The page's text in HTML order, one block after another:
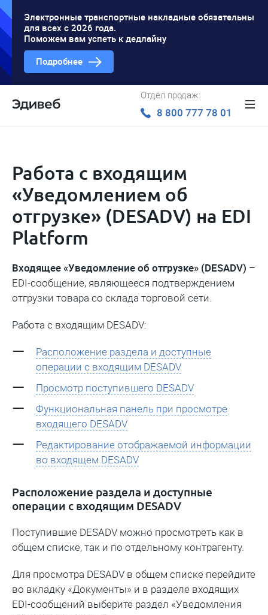
Электронные транспортные накладные обязательны
для всех с 2026 года.
Поможем вам успеть к дедлайну
Подробнее
Отдел продаж:
8 800 777 78 01
Работа с входящим
«Уведомлением об
отгрузке» (DESADV) на EDI
Platform
Входящее «Уведомление об отгрузке» (DESADV) –
EDI-сообщение, являющееся подтверждением
отгрузки товара со склада торговой сети.
Работа с входящим DESADV:
Расположение раздела и доступные
операции с входящим DESADV
Просмотр поступившего DESADV
Функциональная панель при просмотре
входящего DESADV
Редактирование отображаемой информации
во входящем DESADV
Расположение раздела и доступные
операции с входящим DESADV
Поступившие DESADV можно просмотреть как в
общем списке, так и по отдельному контрагенту.
Для просмотра DESADV в общем списке перейдите
во вкладку «Документы» и в разделе входящих
EDI-сообщений выберите раздел «Уведомления